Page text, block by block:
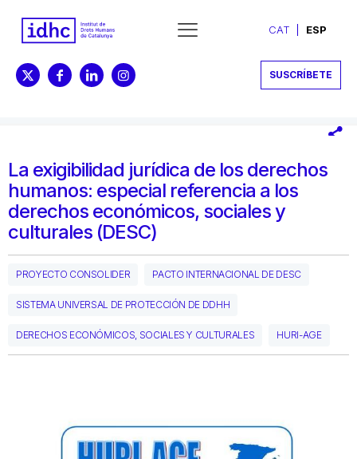
CAT ESP
SUSCRÍBETE
La exigibilidad jurídica de los derechos
humanos: especial referencia a los
derechos económicos, sociales y
culturales (DESC)
PROYECTO CONSOLIDER PACTO INTERNACIONAL DE DESC
SISTEMA UNIVERSAL DE PROTECCIÓN DE DDHH
DERECHOS ECONÓMICOS, SOCIALES Y CULTURALES HURI-AGE